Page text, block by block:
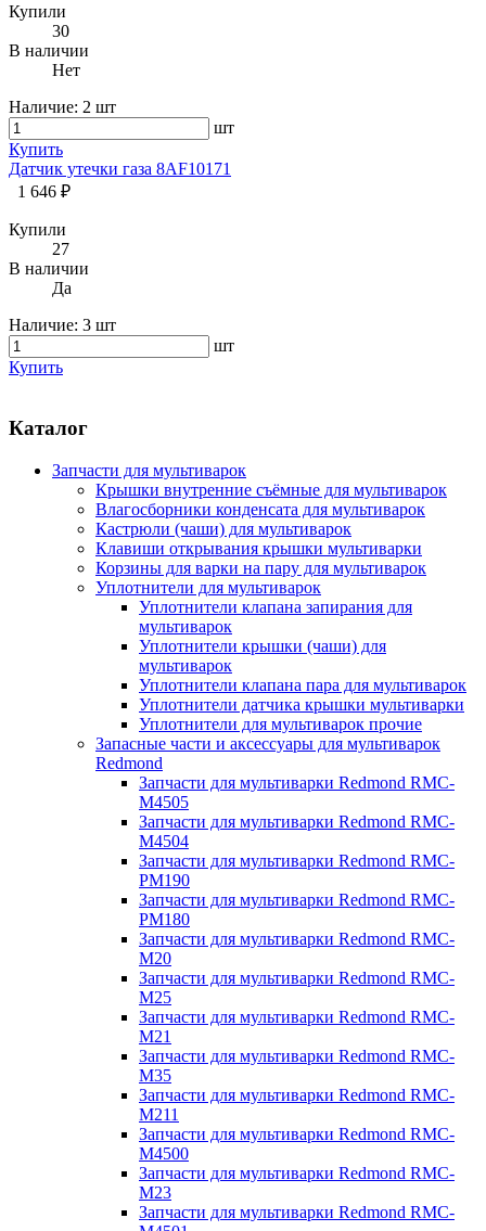
Купили
30
В наличии
Нет
Наличие: 2 шт
шт
Купить
Датчик утечки газа 8AF10171
1 646 ₽
Купили
27
В наличии
Да
Наличие: 3 шт
шт
Купить
Каталог
Запчасти для мультиварок
Крышки внутренние съёмные для мультиварок
Влагосборники конденсата для мультиварок
Кастрюли (чаши) для мультиварок
Клавиши открывания крышки мультиварки
Корзины для варки на пару для мультиварок
Уплотнители для мультиварок
Уплотнители клапана запирания для
мультиварок
Уплотнители крышки (чаши) для
мультиварок
Уплотнители клапана пара для мультиварок
Уплотнители датчика крышки мультиварки
Уплотнители для мультиварок прочие
Запасные части и аксессуары для мультиварок
Redmond
Запчасти для мультиварки Redmond RMC-
M4505
Запчасти для мультиварки Redmond RMC-
M4504
Запчасти для мультиварки Redmond RMC-
PM190
Запчасти для мультиварки Redmond RMC-
PM180
Запчасти для мультиварки Redmond RMC-
M20
Запчасти для мультиварки Redmond RMC-
M25
Запчасти для мультиварки Redmond RMC-
M21
Запчасти для мультиварки Redmond RMC-
M35
Запчасти для мультиварки Redmond RMC-
M211
Запчасти для мультиварки Redmond RMC-
M4500
Запчасти для мультиварки Redmond RMC-
M23
Запчасти для мультиварки Redmond RMC-